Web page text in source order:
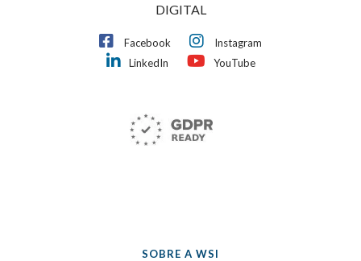
DIGITAL
Facebook
Instagram
LinkedIn
YouTube
SOBRE A WSI